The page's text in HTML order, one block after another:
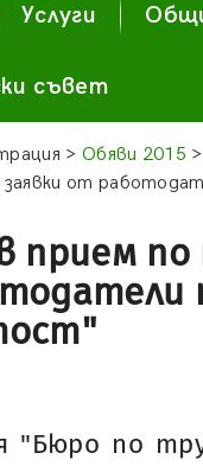
Услуги
съвет
> Обяви 2015
заявки от
прием по
"Бюро по